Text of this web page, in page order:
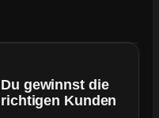
Du gewinnst die
richtigen Kunden